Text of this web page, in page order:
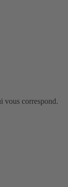
vous correspond.